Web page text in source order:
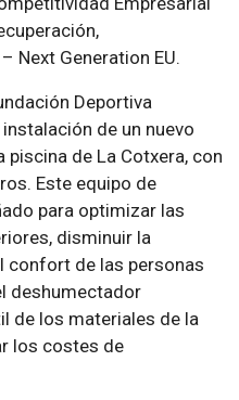
Next Generation EU.
Deportiva
de un nuevo
de La Cotxera, con
Este equipo de
para optimizar las
disminuir la
confort de las personas
deshumectador
de los materiales de la
los costes de